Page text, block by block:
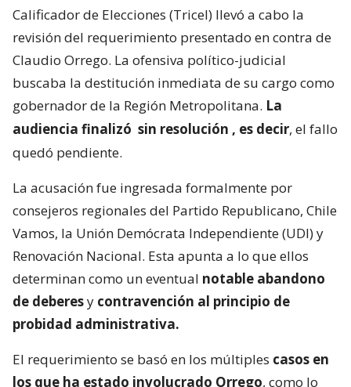
Calificador de Elecciones (Tricel) llevó a cabo la
revisión del requerimiento presentado en contra de
Claudio Orrego. La ofensiva político-judicial
buscaba la destitución inmediata de su cargo como
gobernador de la Región Metropolitana. La
audiencia finalizó sin resolución , es decir, el fallo
quedó pendiente.
La acusación fue ingresada formalmente por
consejeros regionales del Partido Republicano, Chile
Vamos, la Unión Demócrata Independiente (UDI) y
Renovación Nacional. Esta apunta a lo que ellos
determinan como un eventual notable abandono
de deberesy contravención al principio de
probidad administrativa.
El requerimiento se basó en los múltiples casos en
los que ha estado involucrado Orrego, como lo